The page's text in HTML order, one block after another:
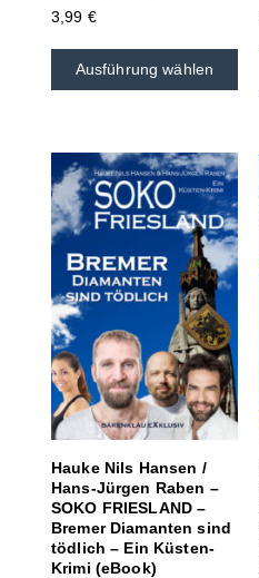
3,99 €
Ausführung wählen
Hauke Nils Hansen /
Hans-Jürgen Raben –
SOKO FRIESLAND –
Bremer Diamanten sind
tödlich – Ein Küsten-
Krimi (eBook)